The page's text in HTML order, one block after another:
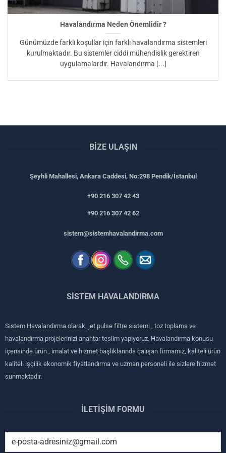
Havalandırma Neden Önemlidir ?
Günümüzde farklı koşullar için farklı havalandırma sistemleri
kurulmaktadır. Bu sistemler ciddi mühendislik gerektiren
uygulamalardır. Havalandırma [...]
SISTEM HAVALANDIRMA
Sistem Havalandırma olarak, jet pulse filtre sistemi , toz toplama ve
havalandırma projelerinizi anahtar teslim yapıyoruz. Havalandırma konusu
içerisinde ürün , imalat ve hizmet başlıklarında çalışan firmamız, kaliteli ürün
kaliteli işçilik ekonomik fiyatlandırma ve uzman personeli ile sizlere hizmet
sunmaktadır.
İLETIŞIM FORMU
BIZE ULAŞIN
Şeyhli Mahallesi, Ankara Caddesi, No:298 Pendik/İstanbul
+90 216 307 42 43
+90 216 307 42 62
sistem@sistemhavalandirma.com